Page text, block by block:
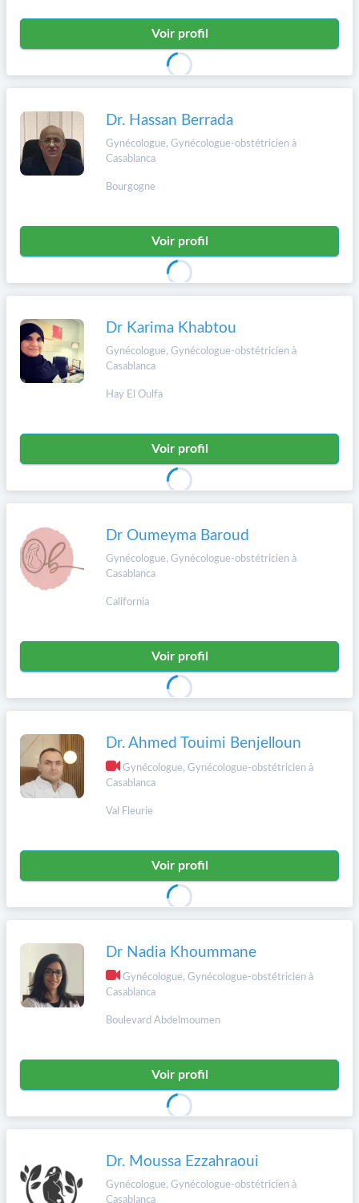
Voir profil
Dr. Hassan Berrada
Gynécologue, Gynécologue-obstétricien à
Casablanca
Bourgogne
Voir profil
Dr Karima Khabtou
Gynécologue, Gynécologue-obstétricien à
Casablanca
Hay El Oulfa
Voir profil
Dr Oumeyma Baroud
Gynécologue, Gynécologue-obstétricien à
Casablanca
California
Voir profil
Dr. Ahmed Touimi Benjelloun
Gynécologue, Gynécologue-obstétricien à
Casablanca
Val Fleurie
Voir profil
Dr Nadia Khoummane
Gynécologue, Gynécologue-obstétricien à
Casablanca
Boulevard Abdelmoumen
Voir profil
Dr. Moussa Ezzahraoui
Gynécologue, Gynécologue-obstétricien à
Casablanca